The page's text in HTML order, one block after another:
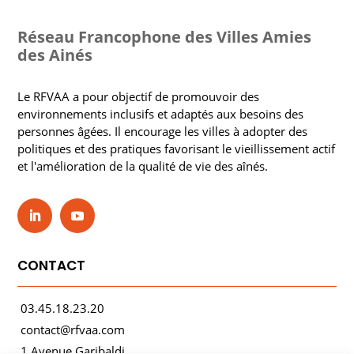
Réseau Francophone des Villes Amies
des Ainés
Le RFVAA a pour objectif de promouvoir des
environnements inclusifs et adaptés aux besoins des
personnes âgées. Il encourage les villes à adopter des
politiques et des pratiques favorisant le vieillissement actif
et l'amélioration de la qualité de vie des aînés.
CONTACT
03.45.18.23.20
contact@rfvaa.com